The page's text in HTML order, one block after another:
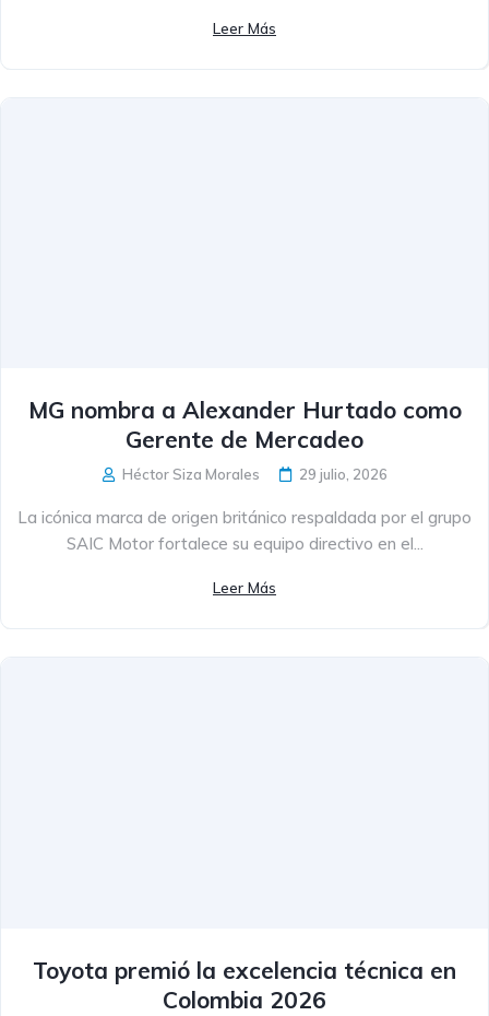
Leer Más
MG nombra a Alexander Hurtado como
Gerente de Mercadeo
Héctor Siza Morales 29 julio, 2026
La icónica marca de origen británico respaldada por el grupo
SAIC Motor fortalece su equipo directivo en el...
Leer Más
Toyota premió la excelencia técnica en
Colombia 2026